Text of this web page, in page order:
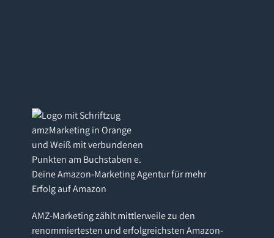
Deine Amazon-Marketing Agentur für mehr
Erfolg auf Amazon
AMZ-Marketing zählt mittlerweile zu den
renommiertesten und erfolgreichsten Amazon-